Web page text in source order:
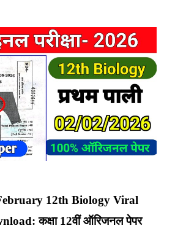
12th Biology Viral
कक्षा 12वीं ऑरिजनल पेपर